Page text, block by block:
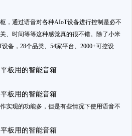
，通过语音对各种AIoT设备进行控制是必不
、时间等等这种感觉真的很不错。除了小米
备，28个品类、54家平台、2000+可控设
实现的功能多，但是有些情况下使用语音不